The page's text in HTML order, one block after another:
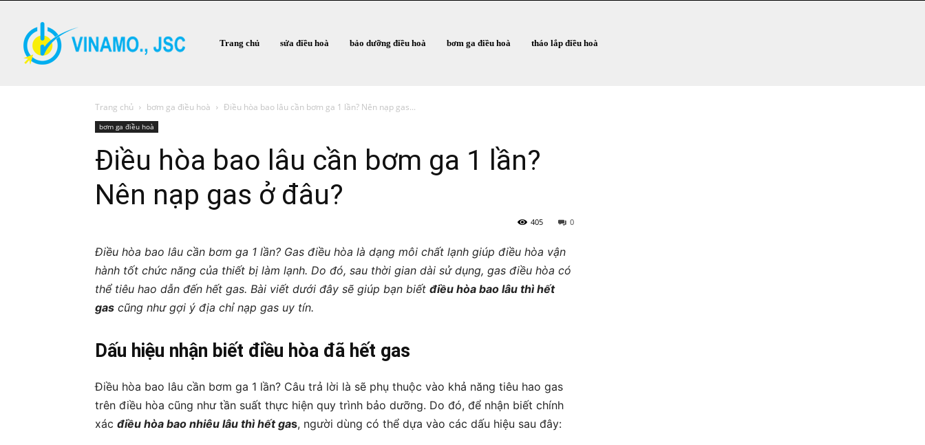
Trang chủ sửa điều hoà bảo dưỡng điều hoà bơm ga điều hoà tháo lắp điều hoà
Trang chủ bơm ga điều hoà Điều hòa bao lâu cần bơm ga 1 lần? Nên nạp gas...
bơm ga điều hoà
Điều hòa bao lâu cần bơm ga 1 lần?
Nên nạp gas ở đâu?
0
405
Điều hòa bao lâu cần bơm ga 1 lần? Gas điều hòa là dạng môi chất lạnh giúp điều hòa vận
hành tốt chức năng của thiết bị làm lạnh. Do đó, sau thời gian dài sử dụng, gas điều hòa có
thể tiêu hao dẫn đến hết gas. Bài viết dưới đây sẽ giúp bạn biết điều hòa bao lâu thì hết
gas cũng như gợi ý địa chỉ nạp gas uy tín.
Dấu hiệu nhận biết điều hòa đã hết gas
Điều hòa bao lâu cần bơm ga 1 lần? Câu trả lời là sẽ phụ thuộc vào khả năng tiêu hao gas
trên điều hòa cũng như tần suất thực hiện quy trình bảo dưỡng. Do đó, để nhận biết chính
xác điều hòa bao nhiêu lâu thì hết gas, người dùng có thể dựa vào các dấu hiệu sau đây: